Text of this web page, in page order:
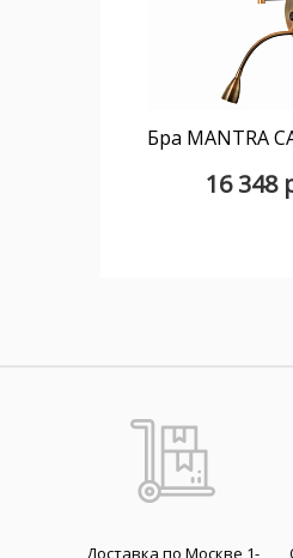
Бра MANTRA
16 348
Доставка по Москве 1-